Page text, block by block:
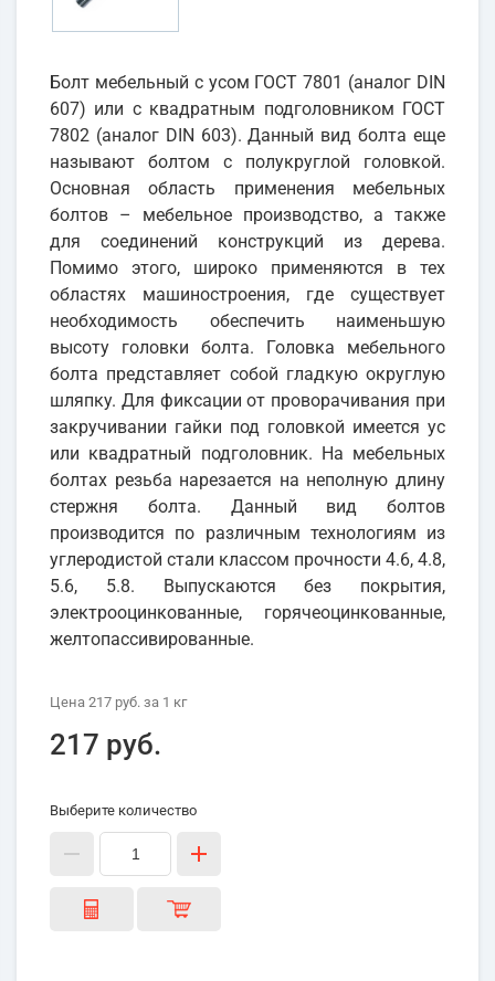
Болт мебельный с усом ГОСТ 7801 (аналог DIN
607) или с квадратным подголовником ГОСТ
7802 (аналог DIN 603). Данный вид болта еще
называют болтом с полукруглой головкой.
Основная область применения мебельных
болтов – мебельное производство, а также
для соединений конструкций из дерева.
Помимо этого, широко применяются в тех
областях машиностроения, где существует
необходимость обеспечить наименьшую
высоту головки болта. Головка мебельного
болта представляет собой гладкую округлую
шляпку. Для фиксации от проворачивания при
закручивании гайки под головкой имеется ус
или квадратный подголовник. На мебельных
болтах резьба нарезается на неполную длину
стержня болта. Данный вид болтов
производится по различным технологиям из
углеродистой стали классом прочности 4.6, 4.8,
5.6, 5.8. Выпускаются без покрытия,
электрооцинкованные, горячеоцинкованные,
желтопассивированные.
Цена 217 руб. за 1 кг
217 руб.
Выберите количество